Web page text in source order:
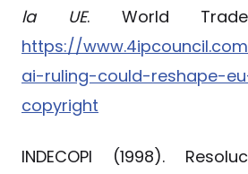
la UE. World
https://
ai-ruling-could-reshape-
copyright
INDECOPI (1998).